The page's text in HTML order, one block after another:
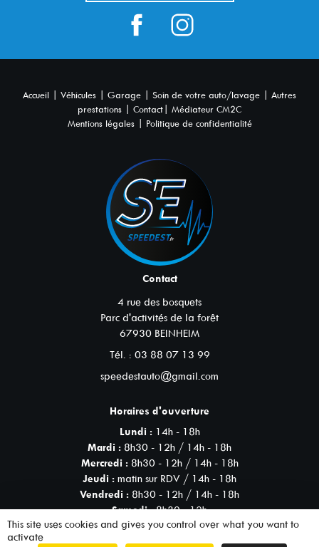
Accueil | Véhicules | Garage | Soin de votre auto/lavage | Autres
prestations | Contact | Médiateur CM2C
Mentions légales | Politique de confidentialité
Contact
4 rue des bosquets
Parc d'activités de la forêt
67930 BEINHEIM
Tél. : 03 88 07 13 99
speedestauto@gmail.com
Horaires d'ouverture
Lundi :14h - 18h
Mardi : 8h30 - 12h / 14h - 18h
Mercredi :8h30 - 12h / 14h - 18h
Jeudi : matin sur RDV / 14h - 18h
Vendredi : 8h30 - 12h / 14h - 18h
Samedi :8h30 - 12h
This site uses cookies and gives you control over what you want to
activate